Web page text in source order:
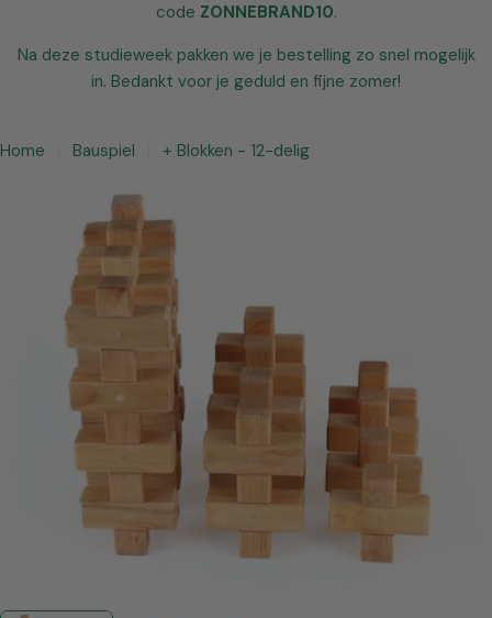
code ZONNEBRAND10.
Na deze studieweek pakken we je bestelling zo snel mogelijk
in. Bedankt voor je geduld en fijne zomer!
Home Bauspiel + Blokken - 12-delig
media 0 in modaal